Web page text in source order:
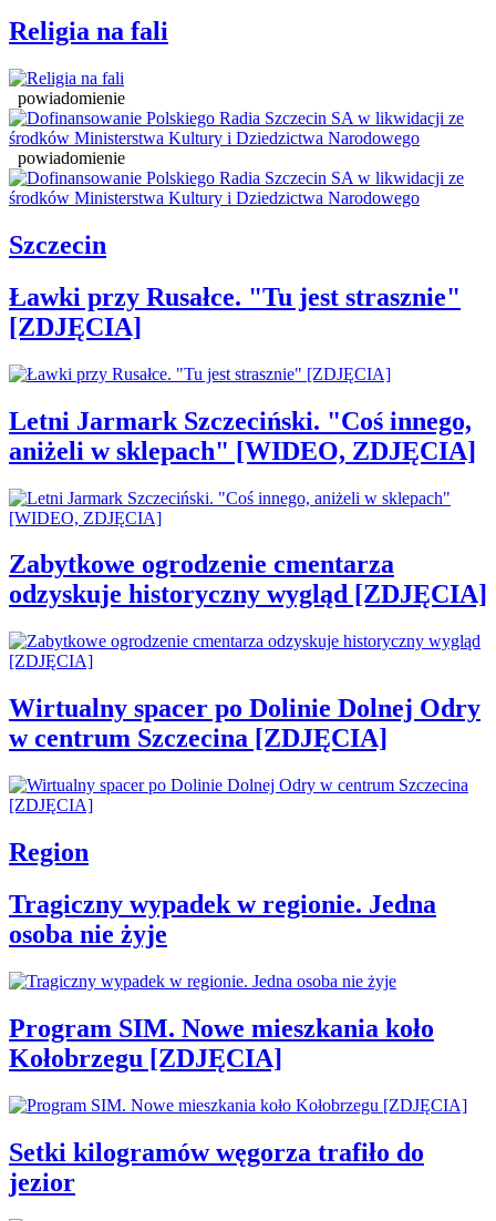
Religia na fali
powiadomienie
powiadomienie
Szczecin
Ławki przy Rusałce. "Tu jest strasznie"
[ZDJĘCIA]
Letni Jarmark Szczeciński. "Coś innego,
aniżeli w sklepach" [WIDEO, ZDJĘCIA]
Zabytkowe ogrodzenie cmentarza
odzyskuje historyczny wygląd [ZDJĘCIA]
Wirtualny spacer po Dolinie Dolnej Odry
w centrum Szczecina [ZDJĘCIA]
Region
Tragiczny wypadek w regionie. Jedna
osoba nie żyje
Program SIM. Nowe mieszkania koło
Kołobrzegu [ZDJĘCIA]
Setki kilogramów węgorza trafiło do
jezior